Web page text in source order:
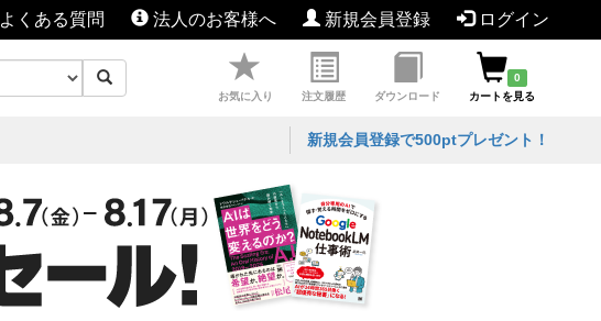
よくある質問 法人のお客様へ 新規会員登録 ログイン
お気に入り 注文履歴 ダウンロード
0
カートを見る
新規会員登録で500ptプレゼント！